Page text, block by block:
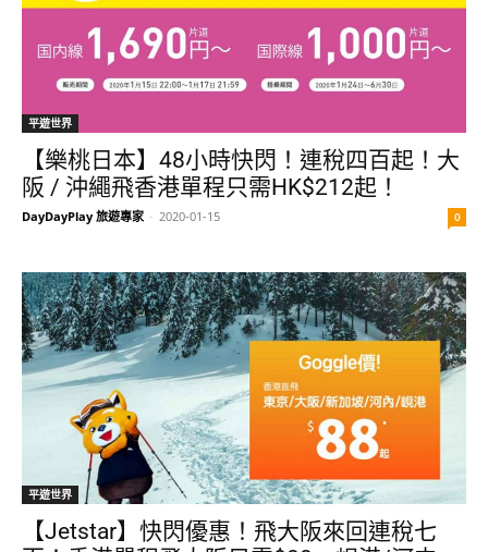
平遊世界
【樂桃日本】48小時快閃！連稅四百起！大
阪 / 沖繩飛香港單程只需HK$212起！
DayDayPlay 旅遊專家 - 2020-01-15 0
平遊世界
【Jetstar】快閃優惠！飛大阪來回連稅七